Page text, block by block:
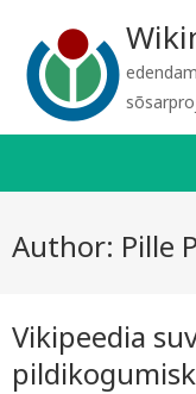
Author: Pille
Vikipeedia